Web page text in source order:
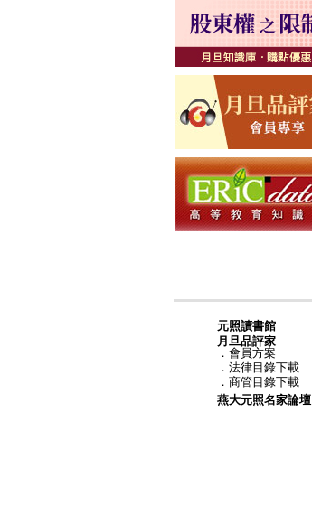
元照讀書館
月旦品評家
． 會員方案
． 法律目錄下載
． 商管目錄下載
燕大元照名家論壇